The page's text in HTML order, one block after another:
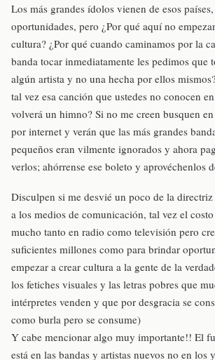
Los más grandes ídolos vienen de esos
oportunidades, pero ¿Por qué aquí no
cultura? ¿Por qué cuando caminamos por la
banda tocar inmediatamente les pedimos que
algún artista y no una hecha por ellos
tal vez esa canción que ustedes no conocen
volverá un himno? Si no me creen busquen
por internet y verán que las más grandes
pequeños eran vilmente ignorados y ahora
verlos; ahórrense ese boleto y aprovéchenlos
Disculpen si me desvié un poco de la
a los medios de comunicación, tal vez el
mucho tanto en radio como televisión pero
suficientes millones como para brindar
empezar a crear cultura a la gente de la
los fetiches visuales y las letras pobres que
intérpretes venden y que por desgracia se
como burla pero se consume)
Y cabe mencionar algo muy importante!! El
está en las bandas y artistas nuevos no en los